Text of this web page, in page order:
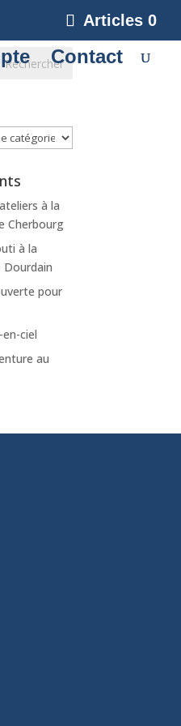
Articles 0
Contact
à la
Cherbourg
à la
Dourdain
pour
ciel
au